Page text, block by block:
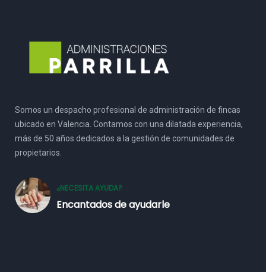
Somos un despacho profesional de administración de fincas
ubicado en Valencia. Contamos con una dilatada experiencia,
más de 50 años dedicados a la gestión de comunidades de
propietarios.
¿NECESITA AYUDA?
Encantados de ayudarle